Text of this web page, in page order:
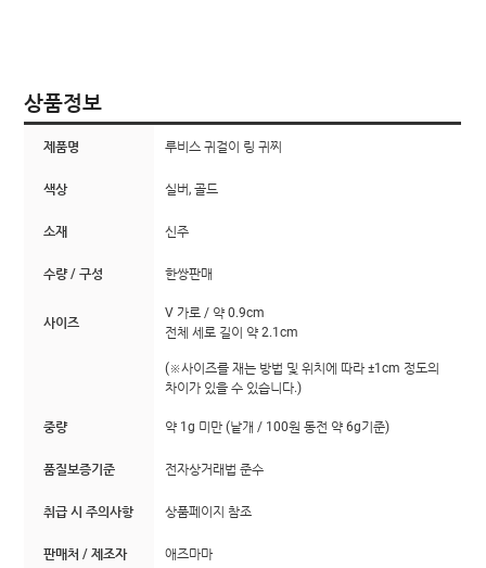
상품정보
제품명 루비스 귀걸이 링 귀찌
색상 실버, 골드
소재 신주
수량 / 구성 한쌍판매
사이즈
V 가로 / 약 0.9cm
전체 세로 길이 약 2.1cm
(※사이즈를 재는 방법 및 위치에 따라 ±1cm 정도의
차이가 있을 수 있습니다.)
중량 약 1g 미만 (낱개 / 100원 동전 약 6g기준)
품질보증기준 전자상거래법 준수
취급 시 주의사항 상품페이지 참조
판매처 / 제조자 애즈마마